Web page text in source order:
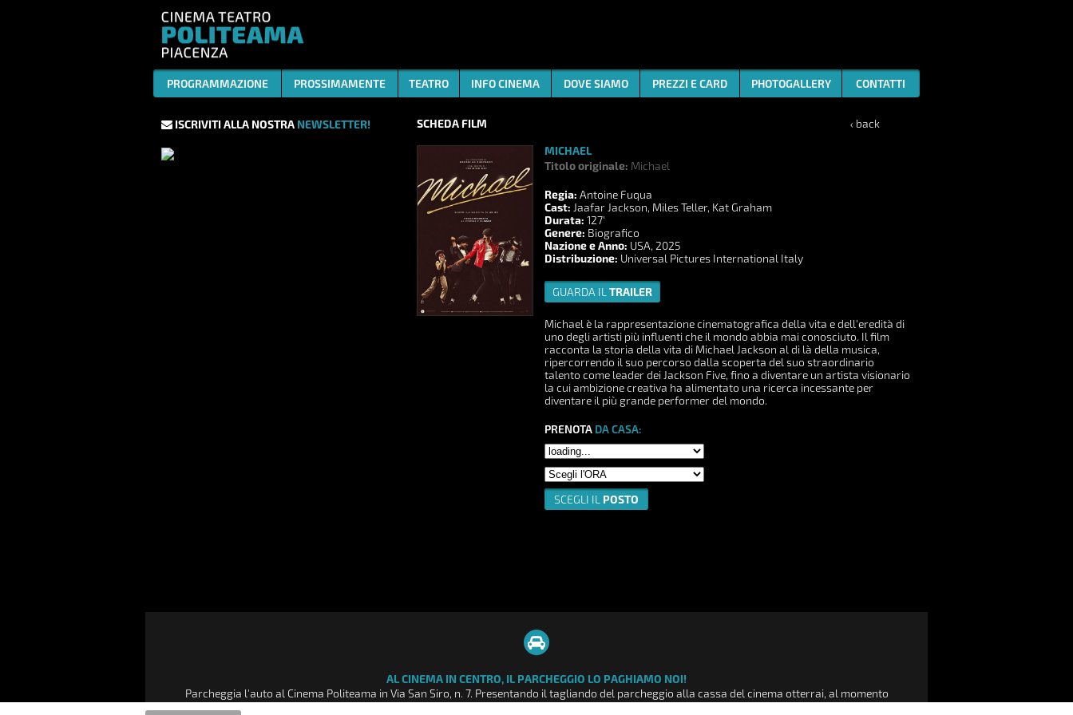
PROGRAMMAZIONE PROSSIMAMENTE TEATRO INFO CINEMA DOVE SIAMO PREZZI E CARD PHOTOGALLERY CONTATTI
ISCRIVITI ALLA NOSTRA NEWSLETTER! ‹ back
SCHEDA FILM
MICHAEL
Titolo originale: Michael
Regia: Antoine Fuqua
Cast: Jaafar Jackson, Miles Teller, Kat Graham
Durata: 127'
Genere: Biografico
Nazione e Anno: USA, 2025
Distribuzione: Universal Pictures International Italy
GUARDA IL TRAILER
Michael è la rappresentazione cinematografica della vita e dell'eredità di
uno degli artisti più influenti che il mondo abbia mai conosciuto. Il film
racconta la storia della vita di Michael Jackson al di là della musica,
ripercorrendo il suo percorso dalla scoperta del suo straordinario
talento come leader dei Jackson Five, fino a diventare un artista visionario
la cui ambizione creativa ha alimentato una ricerca incessante per
diventare il più grande performer del mondo.
PRENOTA DA CASA:
SCEGLI IL POSTO
AL CINEMA IN CENTRO, IL PARCHEGGIO LO PAGHIAMO NOI!
Parcheggia l'auto al Cinema Politeama in Via San Siro, n. 7. Presentando il tagliando del parcheggio alla cassa del cinema otterrai, al momento
dell'acquisto di un biglietto intero da € 9,00, uno sconto di € 3,00 pari a 2 ore di sosta nel parcheggio del Cinema Politeama.